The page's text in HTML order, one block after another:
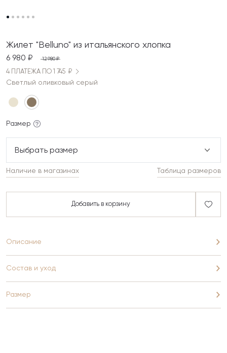
Жилет "Belluno" из итальянского хлопка
6 980 ₽ 12 980 ₽
4 ПЛАТЕЖА ПО 1 745 ₽
Светлый оливковый серый
Размер
Выбрать размер
Таблица размеров
Наличие в магазинах
Добавить в корзину
Описание
Состав и уход
Размер